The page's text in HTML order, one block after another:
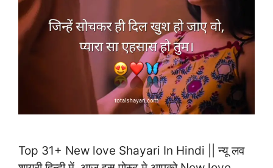
Top 31+ New love Shayari In Hindi || न्यू लव